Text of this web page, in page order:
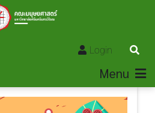
Login
Menu